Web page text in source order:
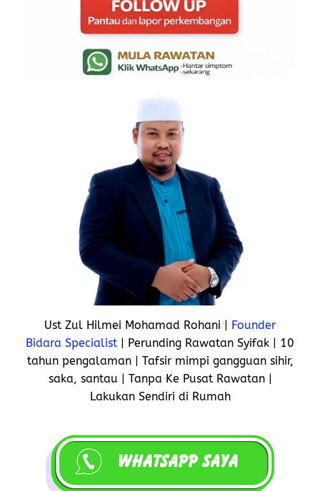
Ust Zul Hilmei Mohamad Rohani |
Founder
Bidara Specialist | Perunding Rawatan Syifak | 10
tahun pengalaman | Tafsir mimpi gangguan sihir,
saka, santau | Tanpa Ke Pusat Rawatan |
Lakukan Sendiri di Rumah